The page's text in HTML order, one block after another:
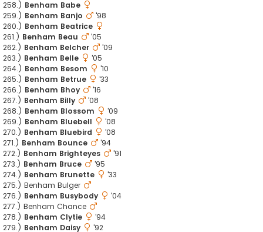
258.) Benham Babe
259.) Benham Banjo
'98
260.) Benham Beatrice
261.) Benham Beau
'05
262.) Benham Belcher
'09
263.) Benham Belle
'05
264.) Benham Besom
'10
265.) Benham Betrue
'33
266.) Benham Bhoy
'16
267.) Benham Billy
'08
268.) Benham Blossom
'09
269.) Benham Bluebell
'08
270.) Benham Bluebird
'08
271.) Benham Bounce
'94
272.) Benham Brighteyes
'91
273.) Benham Bruce
'95
274.) Benham Brunette
'33
275.) Benham Bulger
276.) Benham Busybody
'04
277.) Benham Chance
278.) Benham Clytie
'94
279.) Benham Daisy
'92